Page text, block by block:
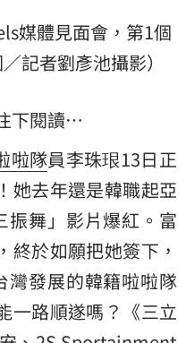
媒體見面會，第1個
記者劉彥池攝影）
下閱讀…
啦隊員李珠珢13日正
她去年還是韓職起亞
振舞」影片爆紅。富
終於如願把她簽下，
灣發展的韓籍啦啦隊
一路順遂嗎？《三立